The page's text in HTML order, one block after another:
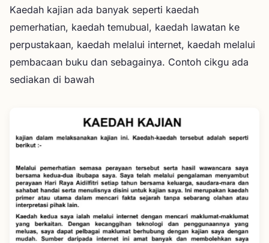
Kaedah kajian ada banyak seperti kaedah
pemerhatian, kaedah temubual, kaedah lawatan ke
perpustakaan, kaedah melalui internet, kaedah melalui
pembacaan buku dan sebagainya. Contoh cikgu ada
sediakan di bawah